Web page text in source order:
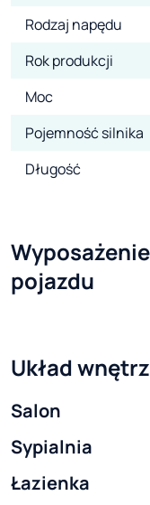
Rodzaj napędu
Rok produkcji
Moc
Pojemność silnika
Długość
pojazdu
Układ
Salon
Sypialnia
Łazienka